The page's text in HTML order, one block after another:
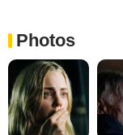
Photos